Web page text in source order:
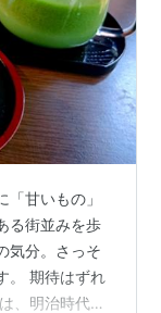
甘いもの」
る街並みを歩
気分。さっそ
。 期待はずれ
、明治時代の